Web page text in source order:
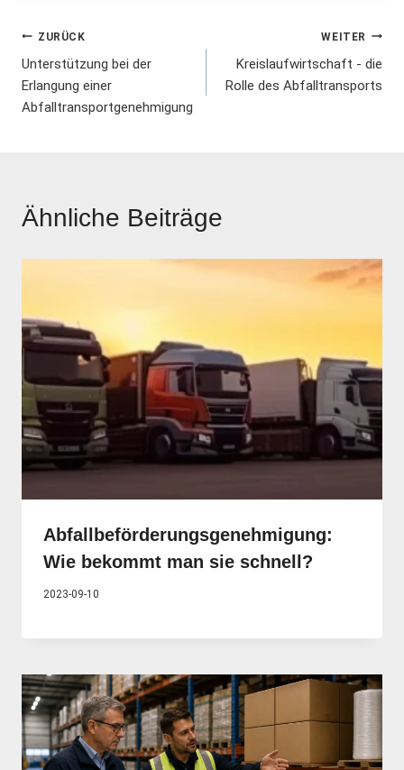
Beitrags-
Navigation
ZURÜCK
Unterstützung bei der
Erlangung einer
Abfalltransportgenehmigung
WEITER
Kreislaufwirtschaft - die
Rolle des Abfalltransports
Ähnliche Beiträge
Abfallbeförderungsgenehmigung:
Wie bekommt man sie schnell?
2023-09-10